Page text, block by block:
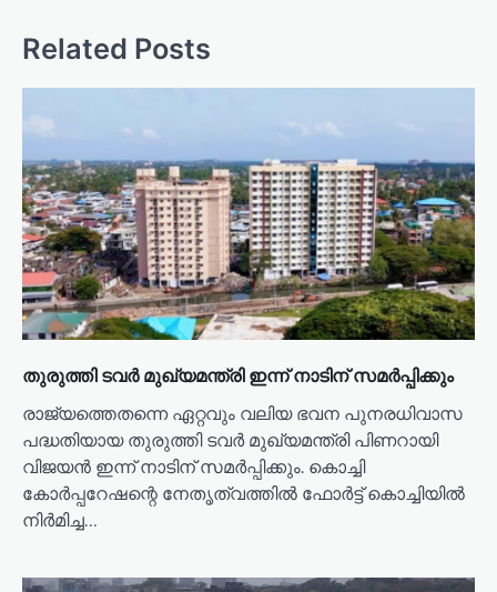
a
g
a
t
i
o
n
Related Posts
തുരുത്തി ടവര്‍ മുഖ്യമന്ത്രി ഇന്ന് നാടിന് സമര്‍പ്പിക്കും
രാജ്യത്തെതന്നെ ഏറ്റവും വലിയ ഭവന പുനരധിവാസ
പദ്ധതിയായ തുരുത്തി ടവര്‍ മുഖ്യമന്ത്രി പിണറായി
വിജയന്‍ ഇന്ന് നാടിന് സമര്‍പ്പിക്കും. കൊച്ചി
കോര്‍പ്പറേഷന്റെ നേതൃത്വത്തില്‍ ഫോര്‍ട്ട് കൊച്ചിയില്‍
നിര്‍മിച്ച…